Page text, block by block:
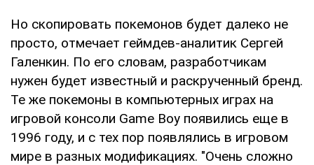
Но скопировать покемонов будет далеко не
просто, отмечает геймдев-аналитик Сергей
Галенкин. По его словам, разработчикам
нужен будет известный и раскрученный бренд.
Те же покемоны в компьютерных играх на
игровой консоли Game Boy появились еще в
1996 году, и с тех пор появлялись в игровом
мире в разных модификациях. "Очень сложно